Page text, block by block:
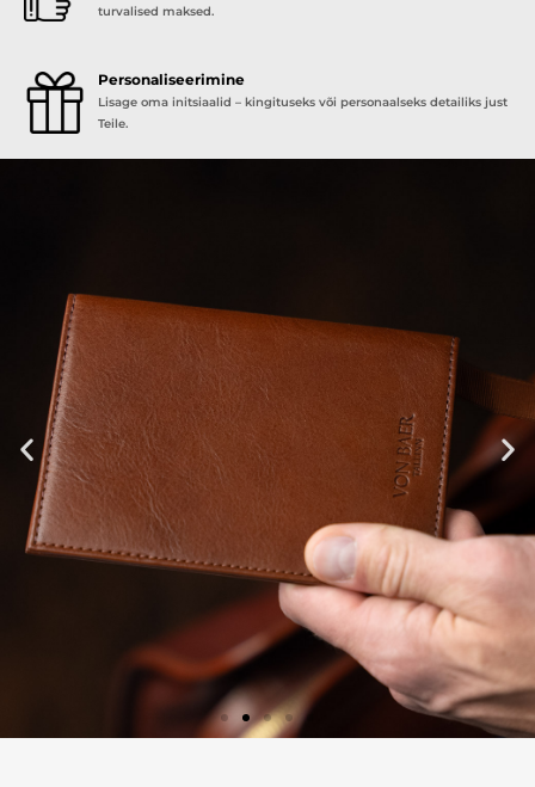
turvalised maksed.
Personaliseerimine
Lisage oma initsiaalid – kingituseks või personaalseks detailiks just
Teile.